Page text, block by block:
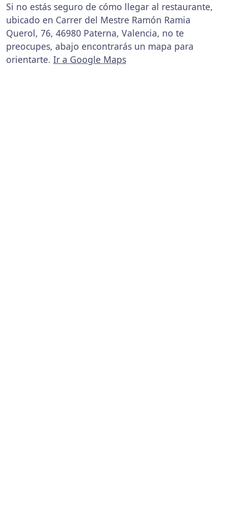
Si no estás seguro de cómo llegar al restaurante,
ubicado en Carrer del Mestre Ramón Ramia
Querol, 76, 46980 Paterna, Valencia, no te
preocupes, abajo encontrarás un mapa para
orientarte. Ir a Google Maps